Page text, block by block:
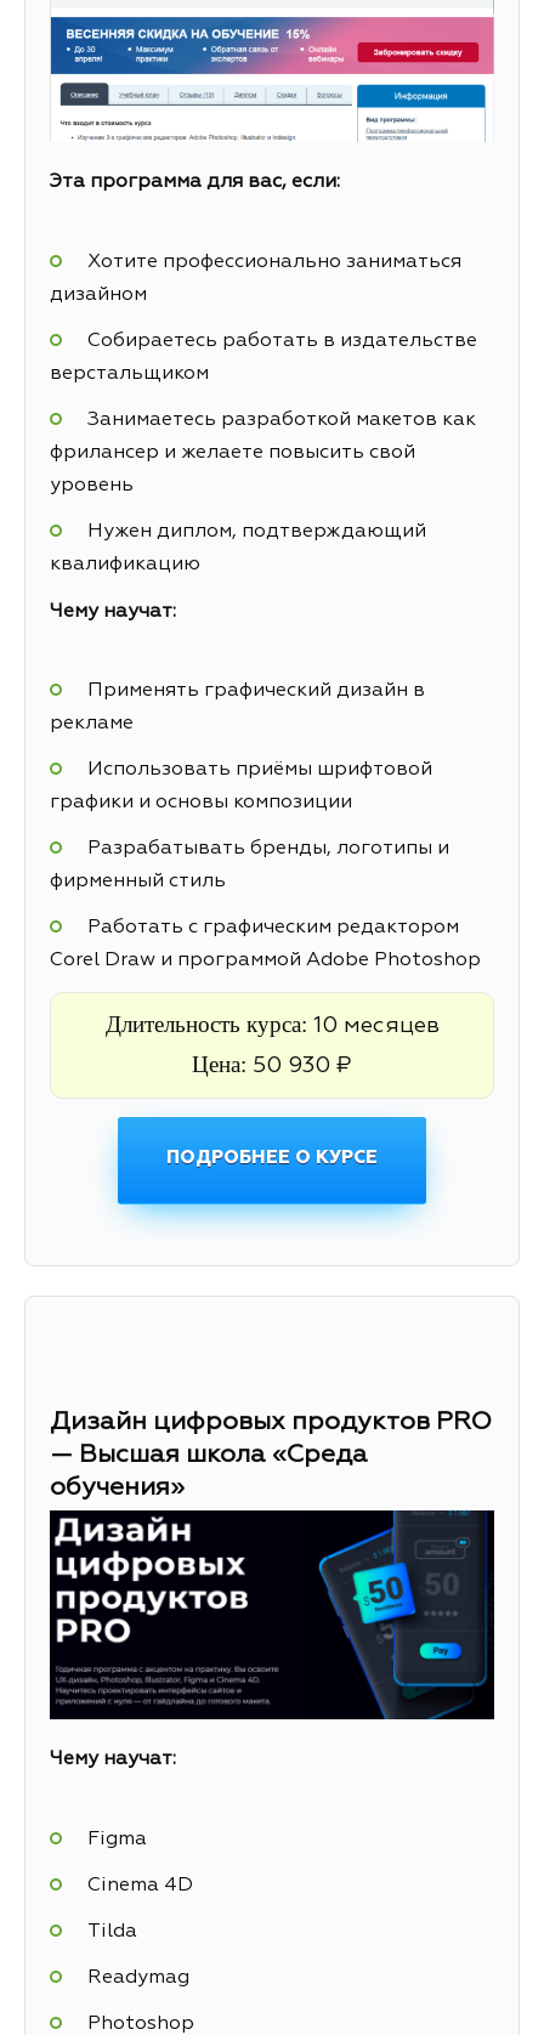
Эта программа для вас, если:
Хотите профессионально заниматься
дизайном
Собираетесь работать в издательстве
верстальщиком
Занимаетесь разработкой макетов как
фрилансер и желаете повысить свой
уровень
Нужен диплом, подтверждающий
квалификацию
Чему научат:
Применять графический дизайн в
рекламе
Использовать приёмы шрифтовой
графики и основы композиции
Разрабатывать бренды, логотипы и
фирменный стиль
Работать с графическим редактором
Corel Draw и программой Adobe Photoshop
Длительность курса: 10 месяцев
Цена: 50 930 ₽
ПОДРОБНЕЕ О КУРСЕ
Дизайн цифровых продуктов PRO
— Высшая школа «Среда
обучения»
Чему научат:
Figma
Cinema 4D
Tilda
Readymag
Photoshop